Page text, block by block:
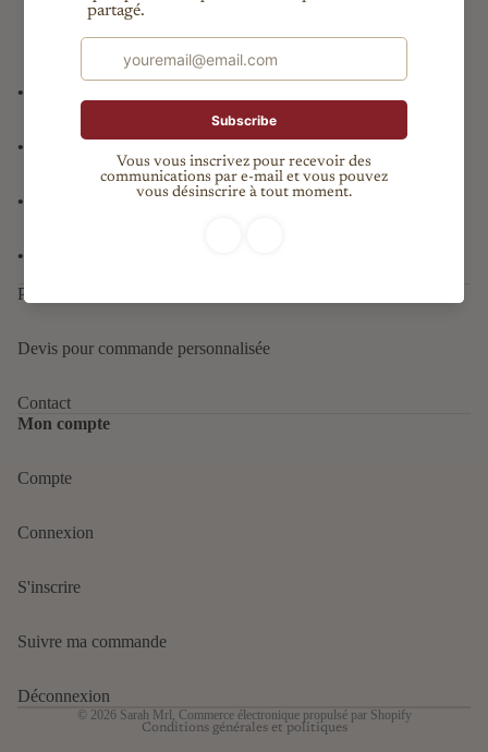
•
•
• Livraison offerte en France
•
Patreon
Devis pour commande personnalisée
Contact
Mon compte
Compte
Connexion
S'inscrire
Suivre ma commande
Déconnexion
© 2026 Sarah Mrl , Commerce électronique propulsé par Shopify
Conditions générales et politiques
Politique de remboursement
Politique d’expédition
Coordonnées